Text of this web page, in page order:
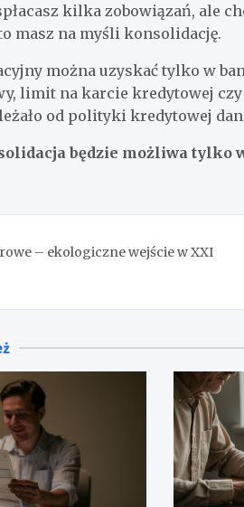
kilka zobowiązań, ale
masz na myśli konsolidację.
można uzyskać tylko w
limit na karcie kredytowej
od polityki kredytowej
będzie możliwa tylko
– ekologiczne wejście w XXI